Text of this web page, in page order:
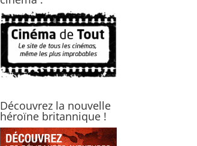
Découvrez la nouvelle
héroïne britannique !